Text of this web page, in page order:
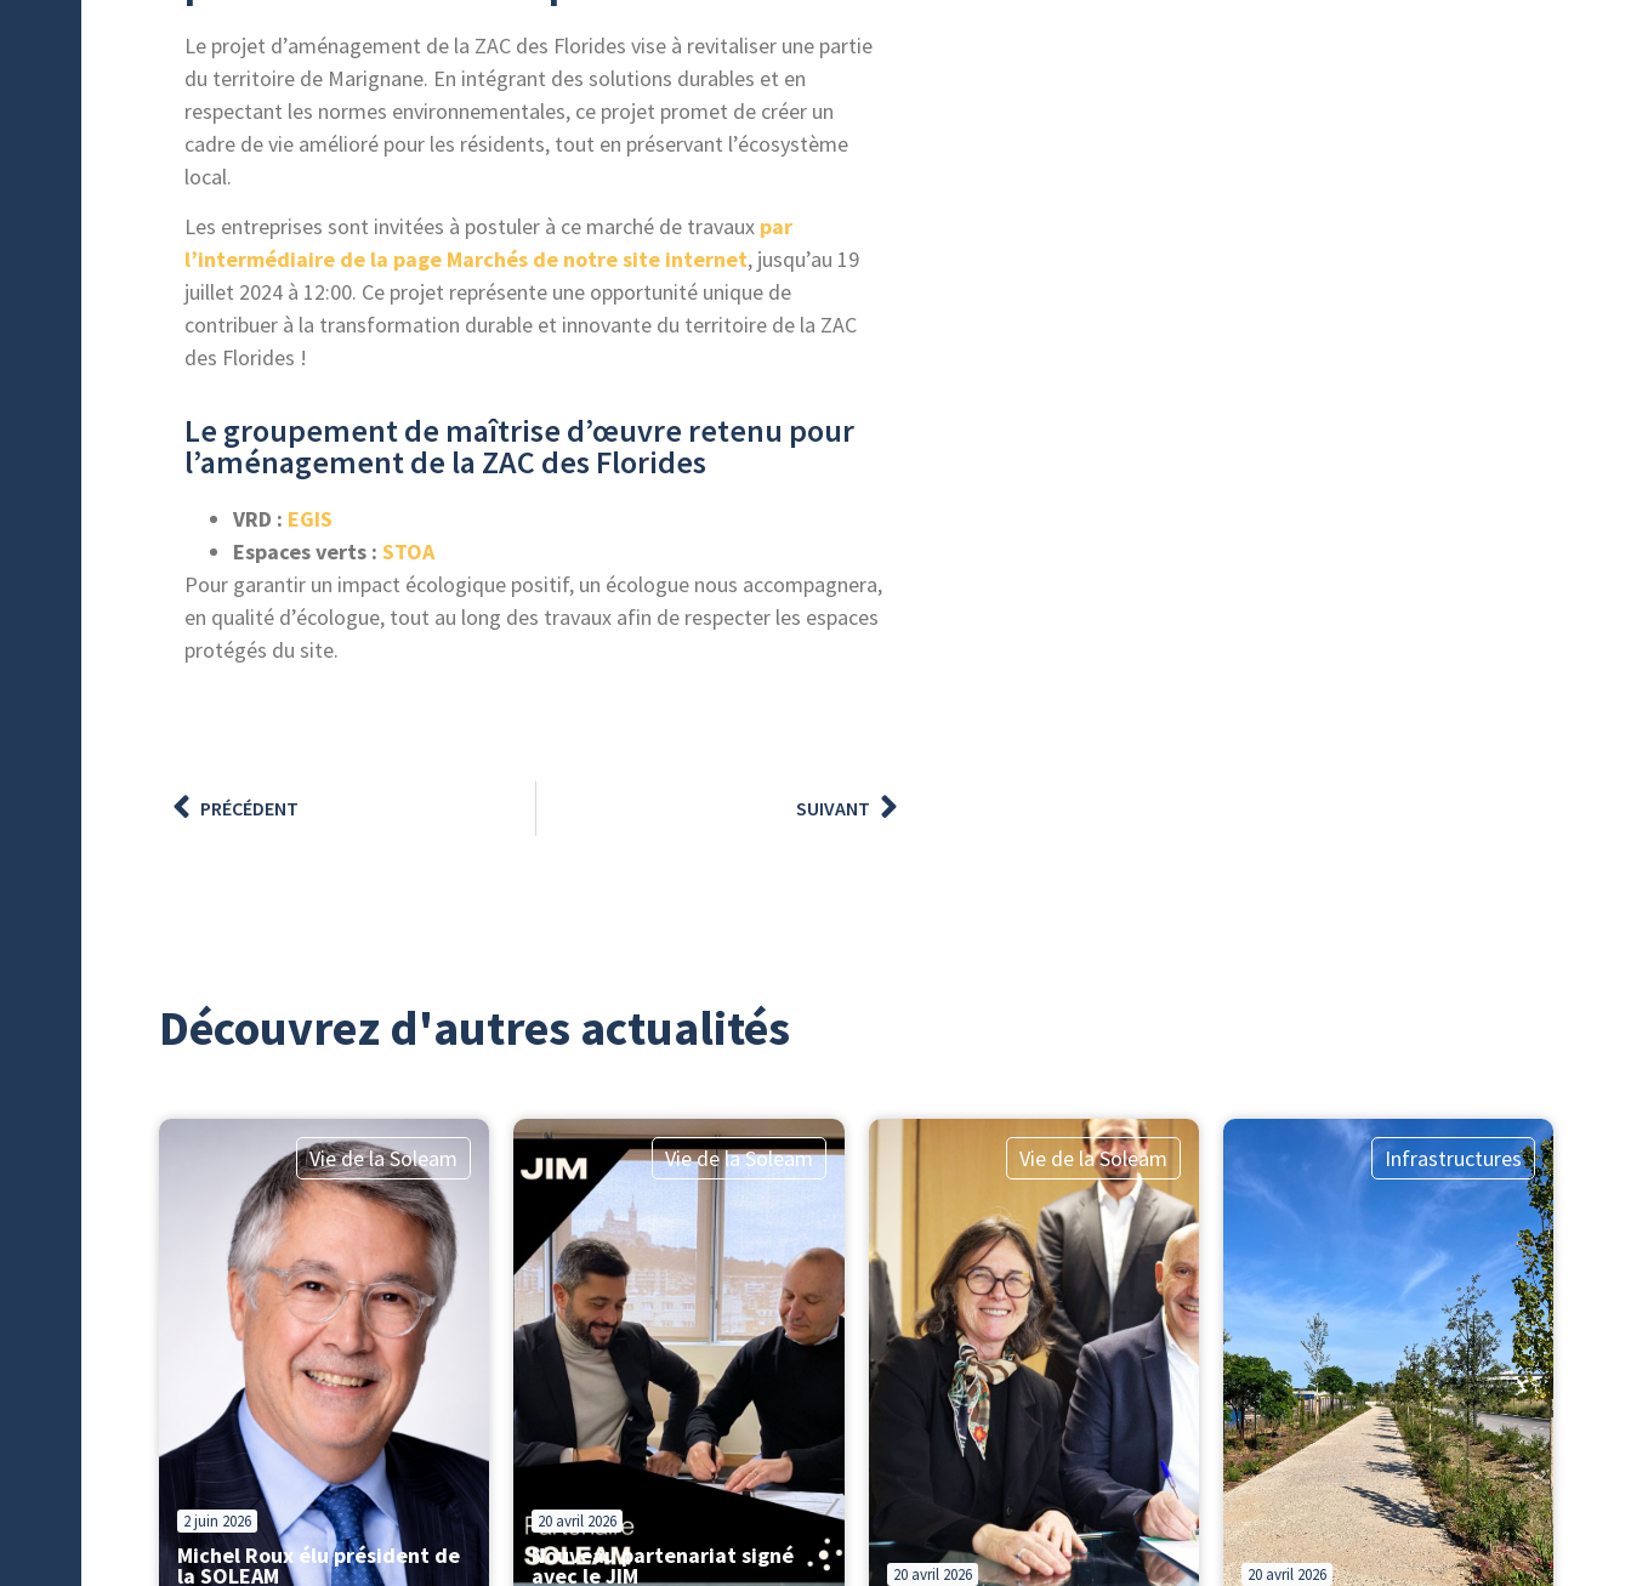
Le projet d’aménagement de la ZAC des Florides vise à revitaliser une partie
du territoire de Marignane. En intégrant des solutions durables et en
respectant les normes environnementales, ce projet promet de créer un
cadre de vie amélioré pour les résidents, tout en préservant l’écosystème
local.
Les entreprises sont invitées à postuler à ce marché de travaux par
l’intermédiaire de la page Marchés de notre site internet, jusqu’au 19
juillet 2024 à 12:00. Ce projet représente une opportunité unique de
contribuer à la transformation durable et innovante du territoire de la ZAC
des Florides !
Le groupement de maîtrise d’œuvre retenu pour
l’aménagement de la ZAC des Florides
VRD : EGIS
Espaces verts : STOA
Pour garantir un impact écologique positif, un écologue nous accompagnera,
en qualité d’écologue, tout au long des travaux afin de respecter les espaces
protégés du site.
PRÉCÉDENT SUIVANT
Découvrez d'autres actualités
Vie de la Soleam
2 juin 2026
Michel Roux élu président de
la SOLEAM
Vie de la Soleam
20 avril 2026
Nouveau partenariat signé
avec le JIM
Vie de la Soleam
20 avril 2026
Infrastructures
20 avril 2026